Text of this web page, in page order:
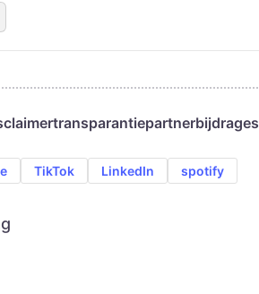
transparantiepartnerbijdrages
TikTok LinkedIn spotify